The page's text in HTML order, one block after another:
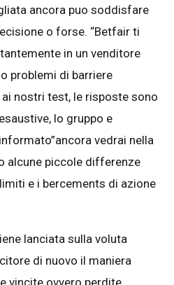
ancora puo soddisfare
o forse. “Betfair ti
in un venditore
problemi di barriere
nostri test, le risposte sono
lo gruppo e
vedrai nella
alcune piccole differenze
e i bercements di azione
lanciata sulla voluta
di nuovo il maniera
vincite ovvero perdite